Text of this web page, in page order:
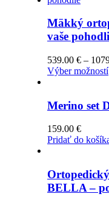
Mäkký
vaše
539.00 € –
Výber možností
Merino set
159.00 €
Pridať do
BELLA –